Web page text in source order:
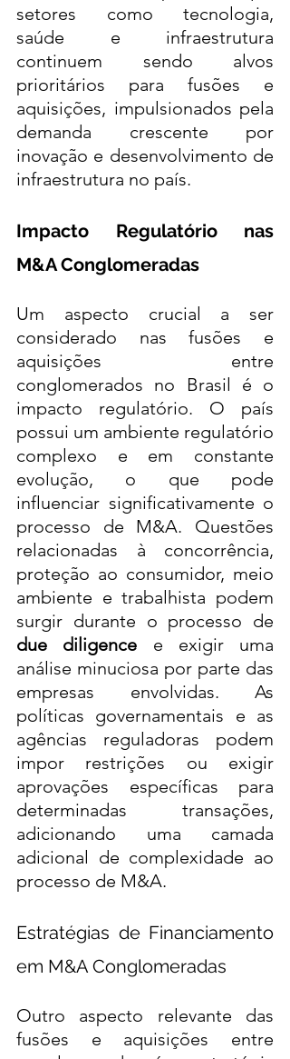
setores como tecnologia,
saúde e infraestrutura
continuem sendo alvos
prioritários para fusões e
aquisições, impulsionados pela
demanda crescente por
inovação e desenvolvimento de
infraestrutura no país.
Impacto Regulatório nas
M&A Conglomeradas
Um aspecto crucial a ser
considerado nas fusões e
aquisições entre
conglomerados no Brasil é o
impacto regulatório. O país
possui um ambiente regulatório
complexo e em constante
evolução, o que pode
influenciar significativamente o
processo de M&A. Questões
relacionadas à concorrência,
proteção ao consumidor, meio
ambiente e trabalhista podem
due diligence e exigir uma
análise minuciosa por parte das
empresas envolvidas. As
políticas governamentais e as
agências reguladoras podem
impor restrições ou exigir
aprovações específicas para
determinadas transações,
adicionando uma camada
adicional de complexidade ao
processo de M&A.
Estratégias de Financiamento
em M&A Conglomeradas
Outro aspecto relevante das
fusões e aquisições entre